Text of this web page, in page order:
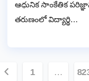
ఆధునిక సాంకేతిక
తరుణంలో విద్యార్థి…
1 …